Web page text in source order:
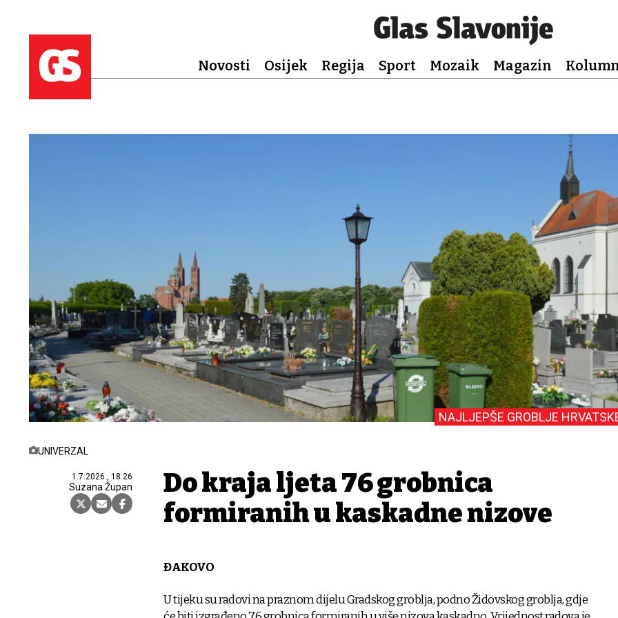
Novosti Osijek Regija Sport Mozaik Magazin
UNIVERZAL
1.7.2026., 18:26
Suzana Župan
NAJLJEPŠE GROBLJE
Do kraja ljeta 76 grobnica
formiranih u kaskadne nizove
ĐAKOVO
U tijeku su radovi na praznom dijelu Gradskog groblja, podno Židovskog groblja, gdje